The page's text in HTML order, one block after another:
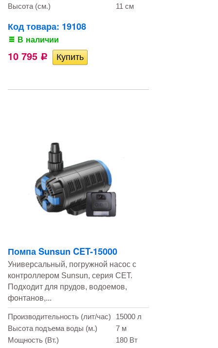
Высота (см.)
11 см
Код товара: 19108
В наличии
10 795 Р
Помпа Sunsun CET-15000
Универсальный, погружной насос с
контроллером Sunsun, серия CET.
Подходит для прудов, водоемов,
фонтанов,...
Производительность (лит/час)
15000 л
Высота подъема воды (м.)
7 м
Мощность (Вт.)
180 Вт